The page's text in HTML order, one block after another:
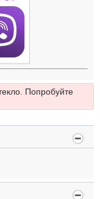
Попробуйте